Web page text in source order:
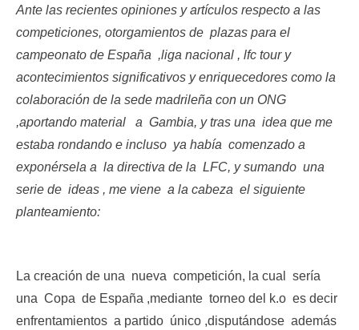
Ante las recientes opiniones y artículos respecto a las
competiciones, otorgamientos de plazas para el
campeonato de España ,liga nacional , lfc tour y
acontecimientos significativos y enriquecedores como la
colaboración de la sede madrileña con un ONG
,aportando material a Gambia, y tras una idea que me
estaba rondando e incluso ya había comenzado a
exponérsela a la directiva de la LFC, y sumando una
serie de ideas , me viene a la cabeza el siguiente
planteamiento:
La creación de una nueva competición, la cual sería
una Copa de España ,mediante torneo del k.o es decir
enfrentamientos a partido único ,disputándose además